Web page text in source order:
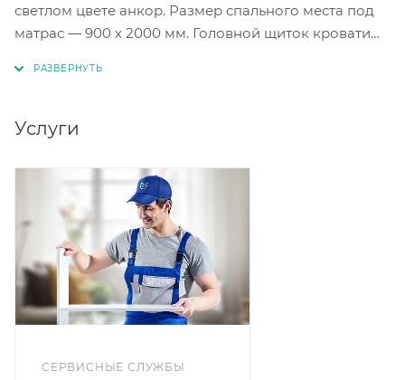
светлом цвете анкор. Размер спального места под
матрас — 900 х 2000 мм. Головной щиток кровати
ребёнка.
Услуги
СЕРВИСНЫЕ СЛУЖБЫ